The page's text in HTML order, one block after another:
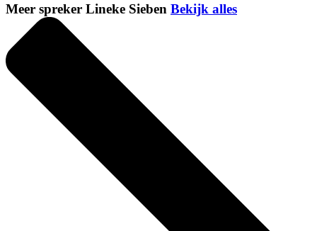
Meer spreker Lineke Sieben Bekijk alles